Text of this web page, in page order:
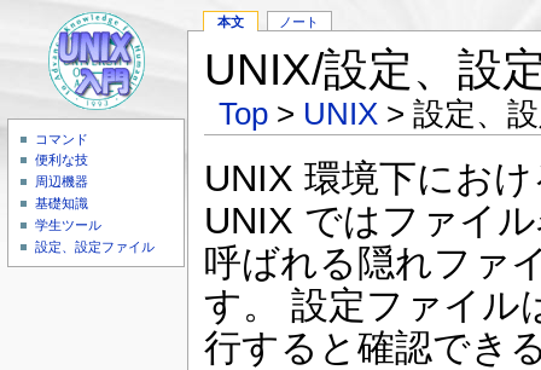
コマンド
便利な技
周辺機器
基礎知識
学生ツール
設定、設定ファイル
本文 ノート
UNIX/設定、設
Top > UNIX > 設定、
UNIX 環境下にお
UNIX ではファイ
呼ばれる隠れファ
す。 設定ファイル
行すると確認でき